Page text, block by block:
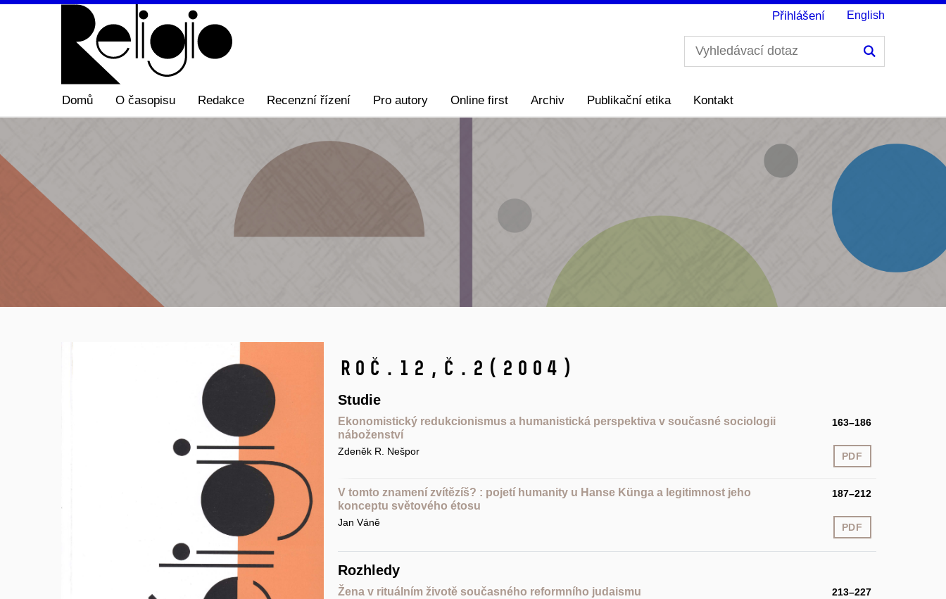
Přihlášení English
Domů O časopisu Redakce Recenzní řízení Pro autory Online first Archiv Publikační etika Kontakt
Roč.12, č.2 (2004)
Studie
Ekonomistický redukcionismus a humanistická perspektiva v současné sociologii
náboženství
163–186
Zdeněk R. Nešpor PDF
V tomto znamení zvítězíš? : pojetí humanity u Hanse Künga a legitimnost jeho
konceptu světového étosu
187–212
Jan Váně PDF
Rozhledy
Žena v rituálním životě současného reformního judaismu
213–227